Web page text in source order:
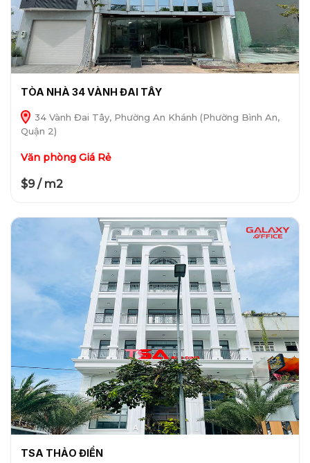
TÒA NHÀ 34 VÀNH ĐAI TÂY
34 Vành Đai Tây, Phường An Khánh (Phường Bình An,
Quận 2)
Văn phòng Giá Rẻ
$9 / m2
TSA THẢO ĐIỀN